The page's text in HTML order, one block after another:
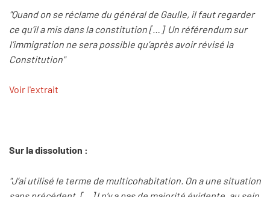
"Quand on se réclame du général de Gaulle, il faut regarder
ce qu’il a mis dans la constitution […] Un référendum sur
l’immigration ne sera possible qu’après avoir révisé la
Constitution"
Voir l'extrait
Sur la dissolution :
"J’ai utilisé le terme de multicohabitation. On a une situation